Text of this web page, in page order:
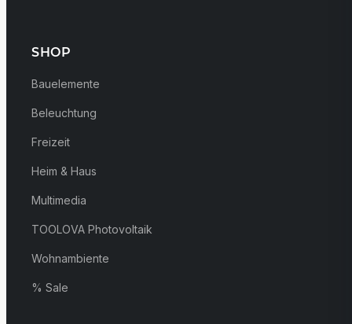
SHOP
Bauelemente
Beleuchtung
Freizeit
Heim & Haus
Multimedia
TOOLOVA Photovoltaik
Wohnambiente
% Sale